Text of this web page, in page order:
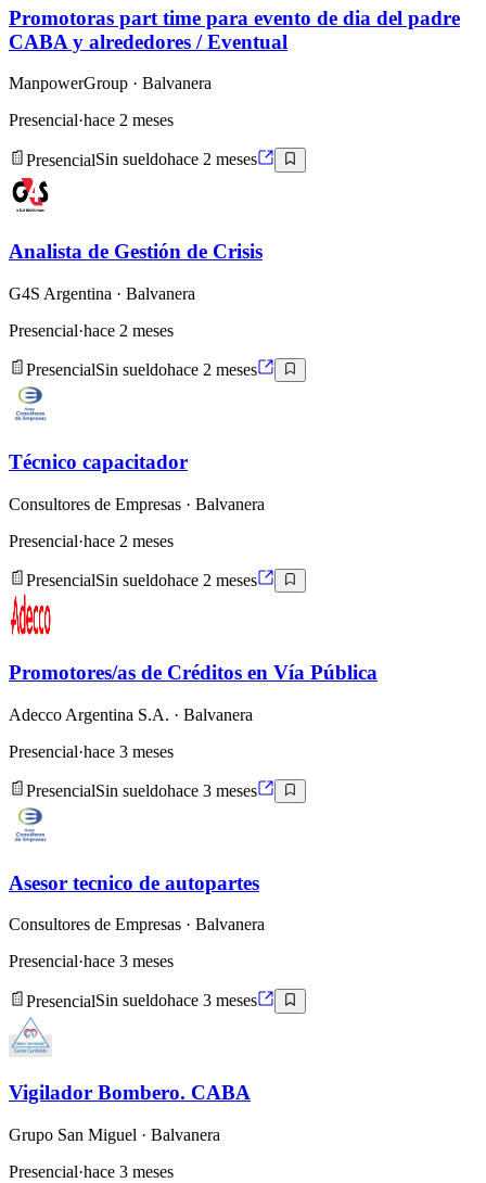
Promotoras part time para evento de dia del padre
CABA y alrededores / Eventual
ManpowerGroup · Balvanera
Presencial·hace 2 meses
PresencialSin sueldohace 2 meses
Analista de Gestión de Crisis
G4S Argentina · Balvanera
Presencial·hace 2 meses
PresencialSin sueldohace 2 meses
Técnico capacitador
Consultores de Empresas · Balvanera
Presencial·hace 2 meses
PresencialSin sueldohace 2 meses
Promotores/as de Créditos en Vía Pública
Adecco Argentina S.A. · Balvanera
Presencial·hace 3 meses
PresencialSin sueldohace 3 meses
Asesor tecnico de autopartes
Consultores de Empresas · Balvanera
Presencial·hace 3 meses
PresencialSin sueldohace 3 meses
Vigilador Bombero. CABA
Grupo San Miguel · Balvanera
Presencial·hace 3 meses